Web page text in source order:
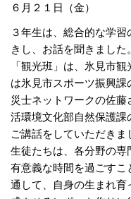
６月２１日（金）
３年生は、総合的な学
きし、お話を聞きました。
「観光班」は、氷見市
は氷見市スポーツ振興
災士ネットワークの佐
活環境文化部自然保護課
ご講話をしていただきま
生徒たちは、各分野の専
有意義な時間を過ごす
通して、自身の生まれ